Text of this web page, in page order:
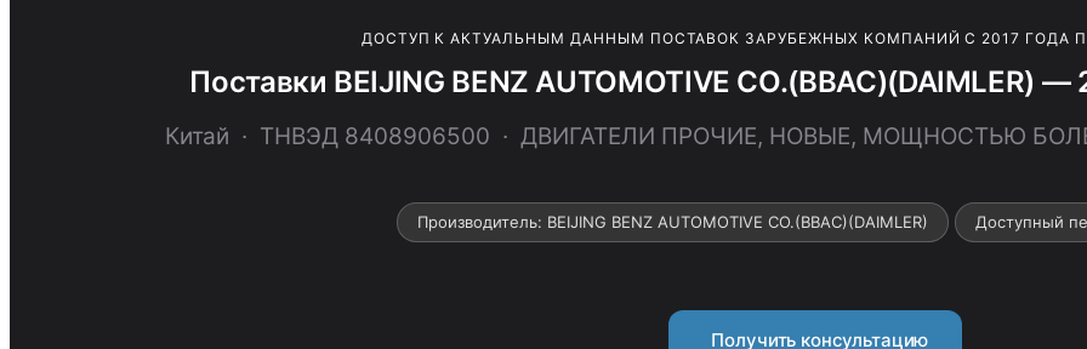
ДОСТУП К АКТУАЛЬНЫМ ДАННЫМ ПОСТАВОК ЗАРУБЕЖНЫХ КОМПАНИЙ С 2017 ГОДА
Поставки BEIJING BENZ AUTOMOTIVE CO.(BBAC)(DAIMLER)
Китай · ТНВЭД 8408906500 · ДВИГАТЕЛИ ПРОЧИЕ, НОВЫЕ, МОЩНОСТЬЮ
Производитель: BEIJING BENZ AUTOMOTIVE CO.(BBAC)(DAIMLER) Доступный
Получить консультацию